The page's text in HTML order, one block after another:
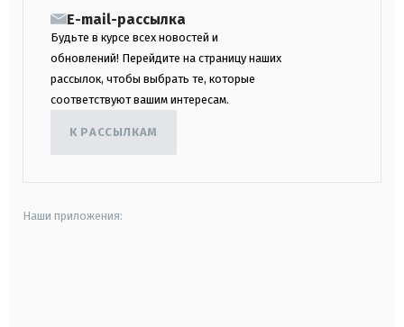
E-mail-рассылка
Будьте в курсе всех новостей и
обновлений! Перейдите на страницу наших
рассылок, чтобы выбрать те, которые
соответствуют вашим интересам.
К РАССЫЛКАМ
Наши приложения: